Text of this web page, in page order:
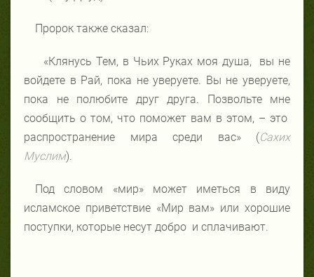
Пророк также сказал:
«Клянусь Тем, в Чьих Руках моя душа, вы не
войдете в Рай, пока не уверуете. Вы не уверуете,
пока не полюбите друг друга. Позвольте мне
сообщить о том, что поможет вам в этом, – это
распространение мира среди вас» (Сахих
Муслим).
Под словом «мир» может иметься в виду
исламское приветствие «Мир вам» или хорошие
поступки, которые несут добро и сплачивают.